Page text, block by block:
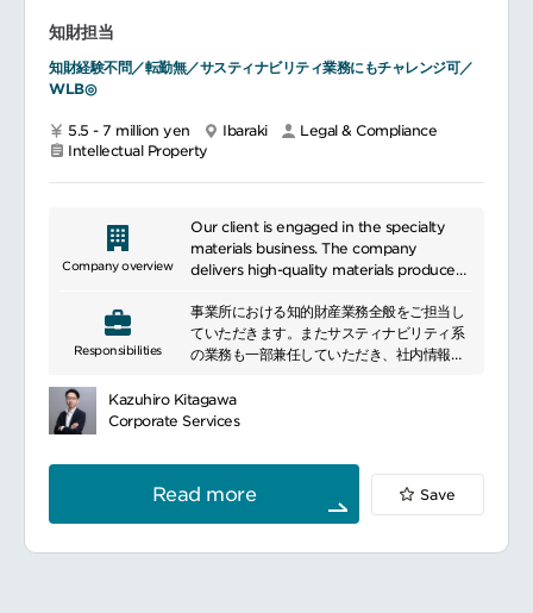
単なるリスク管理にとどまらず、潜在的な法
で、持続可能な成長をサポートします。ま
た、法務の視点から経営および事業の意思決
定に深く関与し、透明性・公正性・コンプラ
と中長期的な目標達成に貢献してまいりま
す。グループの事業活動に関わる法務案件
（会社法・独禁法・労働法・著作権法・PL
グループの事業活動に関わる各種契約の作
成・審査・交渉支援
応・解決支援
社内プロジェクトにおける法的支援
部内メンバーの専門能力向上に向けたサポー
ト・育成
※部下を持つポジションではありません
知財担当
知財経験不問／転勤無／サスティナビリティ業務にもチャレンジ可／
WLB◎
5.5 - 7 million yen Ibaraki
Legal & Compliance
Intellectual Property
Company overview
Our client is engaged in the specialty
materials business. The company
delivers high-quality materials produced
developed by a global chemical
manufacturer, combined with application
processing techniques tailored to local
In some markets, stringent
environmental requirements necessitate
technologies. In others, high levels of
precision and product quality are
required. By combining advanced
materials technology with sophisticated
technical expertise, the company can
Responsibilities
事業所における知的財産業務全般をご担当し
ていただきます。またサスティナビリティ系
の業務も一部兼任していただき、社内情報流
ちメールや書類作成にて海外本社との英語を
用いたやり取りがございます。
特許明細書作成、出願権利化業務及び期限管
理業務
ライセンス管理業務（海外からの開示情報の
管理、ライセンス料の支払処理）
Kazuhiro Kitagawa
Corporate Services
Read more Save